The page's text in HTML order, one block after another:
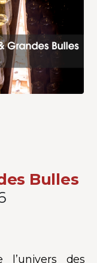
Bulles
des